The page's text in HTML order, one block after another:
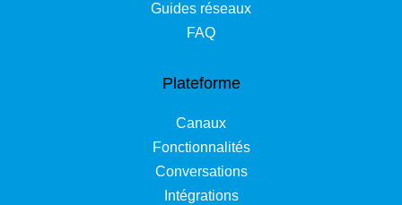
Guides réseaux
FAQ
Plateforme
Canaux
Fonctionnalités
Conversations
Intégrations